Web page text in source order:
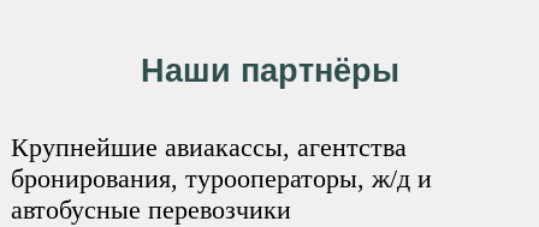
Наши партнёры
Крупнейшие авиакассы, агентства
бронирования, турооператоры, ж/д и
автобусные перевозчики